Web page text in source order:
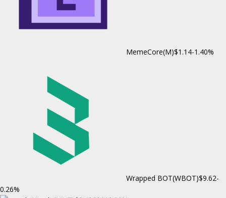
MemeCore(M)$1.14-1.40%
Wrapped BOT(WBOT)$9.62-
0.26%